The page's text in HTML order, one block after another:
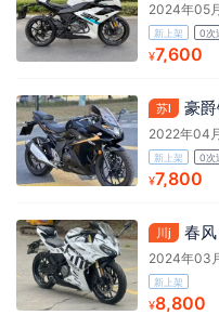
2024年05
新上架 0次
¥7,600
苏l 豪
2022年04
新上架 0次
¥7,800
川j 春
2024年03
新上架
¥8,800